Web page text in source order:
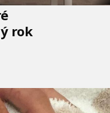
rok